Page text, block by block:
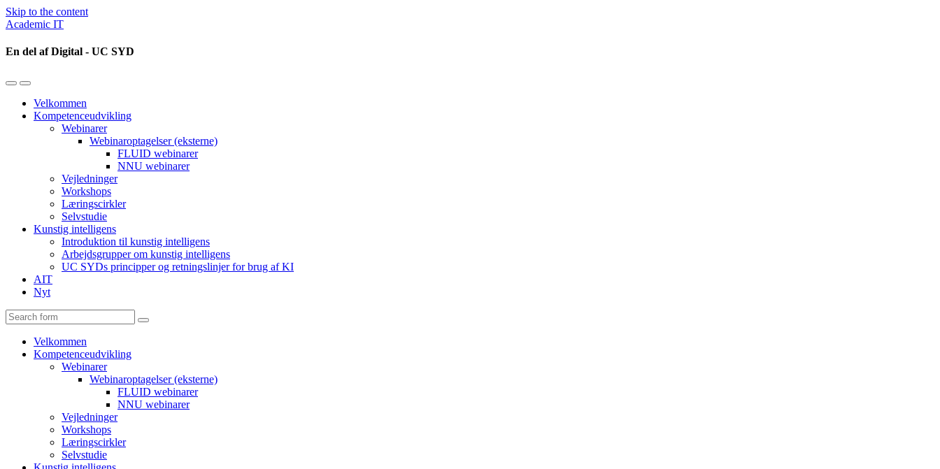
Skip to the content
Academic IT
En del af Digital - UC SYD
Toggle
mobile
menu
Toggle
the
search
field
Velkommen
Kompetenceudvikling
Webinarer
Webinaroptagelser (eksterne)
FLUID webinarer
NNU webinarer
Vejledninger
Workshops
Læringscirkler
Selvstudie
Kunstig intelligens
Introduktion til kunstig intelligens
Arbejdsgrupper om kunstig intelligens
UC SYDs principper og retningslinjer for brug af KI
AIT
Nyt
Search
Velkommen
Kompetenceudvikling
Webinarer
Webinaroptagelser (eksterne)
FLUID webinarer
NNU webinarer
Vejledninger
Workshops
Læringscirkler
Selvstudie